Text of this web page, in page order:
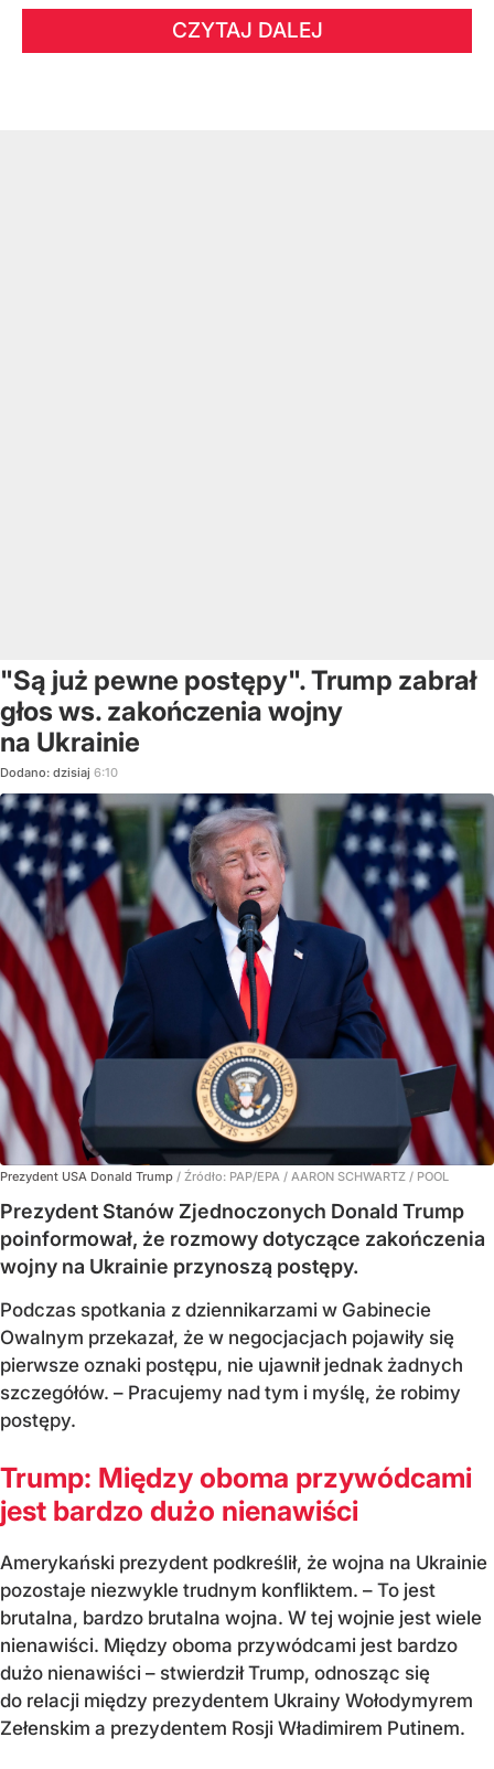
CZYTAJ DALEJ
"Są już pewne postępy". Trump zabrał
głos ws. zakończenia wojny
na Ukrainie
Dodano: dzisiaj 6:10
Prezydent USA Donald Trump / Źródło: PAP/EPA / AARON SCHWARTZ / POOL
Prezydent Stanów Zjednoczonych Donald Trump
poinformował, że rozmowy dotyczące zakończenia
wojny na Ukrainie przynoszą postępy.
Podczas spotkania z dziennikarzami w Gabinecie
Owalnym przekazał, że w negocjacjach pojawiły się
pierwsze oznaki postępu, nie ujawnił jednak żadnych
szczegółów. – Pracujemy nad tym i myślę, że robimy
postępy.
Trump: Między oboma przywódcami
jest bardzo dużo nienawiści
Amerykański prezydent podkreślił, że wojna na Ukrainie
pozostaje niezwykle trudnym konfliktem. – To jest
brutalna, bardzo brutalna wojna. W tej wojnie jest wiele
nienawiści. Między oboma przywódcami jest bardzo
dużo nienawiści – stwierdził Trump, odnosząc się
do relacji między prezydentem Ukrainy Wołodymyrem
Zełenskim a prezydentem Rosji Władimirem Putinem.